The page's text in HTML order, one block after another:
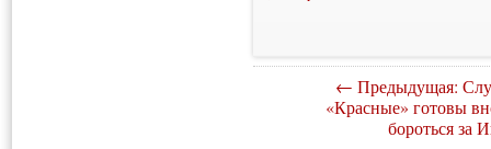
← Предыдущая:
«Красные» готовы
бороться за